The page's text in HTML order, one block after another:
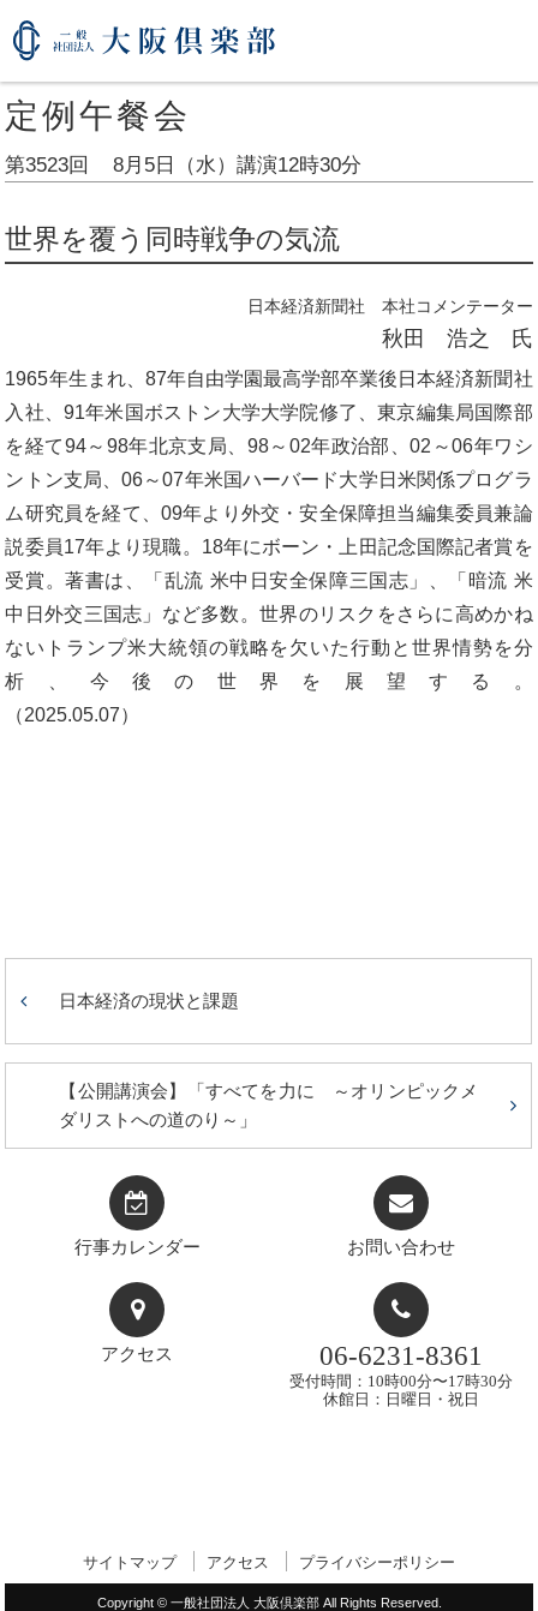
定例午餐会
第3523回 8月5日（水）講演12時30分
世界を覆う同時戦争の気流
日本経済新聞社 本社コメンテーター
秋田 浩之 氏
1965年生まれ、87年自由学園最高学部卒業後日本経済新聞社
入社、91年米国ボストン大学大学院修了、東京編集局国際部
を経て94～98年北京支局、98～02年政治部、02～06年ワシ
ントン支局、06～07年米国ハーバード大学日米関係プログラ
ム研究員を経て、09年より外交・安全保障担当編集委員兼論
説委員17年より現職。18年にボーン・上田記念国際記者賞を
受賞。著書は、「乱流 米中日安全保障三国志」、「暗流 米
中日外交三国志」など多数。世界のリスクをさらに高めかね
ないトランプ米大統領の戦略を欠いた行動と世界情勢を分
析、今後の世界を展望する。
（
日本経済の現状と課題
【公開講演会】「すべてを力に ～オリンピックメ
ダリストへの道のり～」
行事カレンダー お問い合わせ
アクセス 06-6231-8361
受付時間：10時00分〜17時30分
休館日：日曜日・祝日
サイトマップ アクセス プライバシーポリシー
Copyright © 一般社団法人 大阪倶楽部 All Rights Reserved.